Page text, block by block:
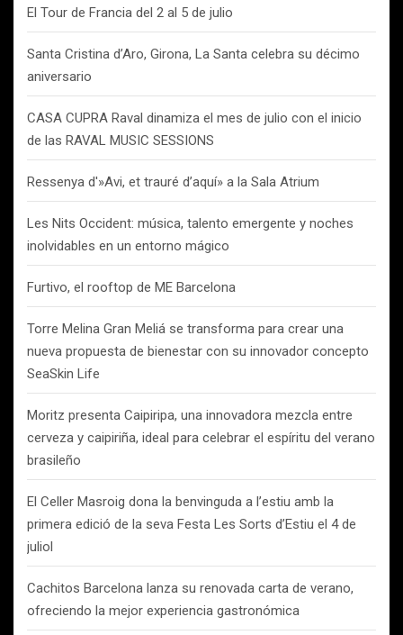
El Tour de Francia del 2 al 5 de julio
Santa Cristina d’Aro, Girona, La Santa celebra su décimo
aniversario
CASA CUPRA Raval dinamiza el mes de julio con el inicio
de las RAVAL MUSIC SESSIONS
Ressenya d'»Avi, et trauré d’aquí» a la Sala Atrium
Les Nits Occident: música, talento emergente y noches
inolvidables en un entorno mágico
Furtivo, el rooftop de ME Barcelona
Torre Melina Gran Meliá se transforma para crear una
nueva propuesta de bienestar con su innovador concepto
SeaSkin Life
Moritz presenta Caipiripa, una innovadora mezcla entre
cerveza y caipiriña, ideal para celebrar el espíritu del verano
brasileño
El Celler Masroig dona la benvinguda a l’estiu amb la
primera edició de la seva Festa Les Sorts d’Estiu el 4 de
juliol
Cachitos Barcelona lanza su renovada carta de verano,
ofreciendo la mejor experiencia gastronómica